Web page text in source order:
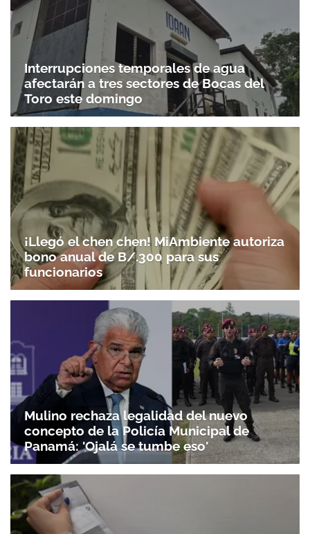
Interrupciones temporales de agua
afectarán a tres sectores de Bocas del
Toro este domingo
¡Llegó el chen chen! MiAmbiente autoriza
bono anual de B/.300 para sus
funcionarios
Mulino rechaza legalidad del nuevo
concepto de la Policía Municipal de
Panamá: 'Ojalá se tumbe eso'